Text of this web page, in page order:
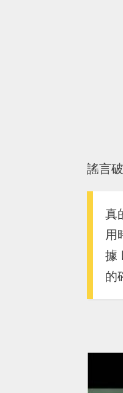
謠言
真
用
據
的